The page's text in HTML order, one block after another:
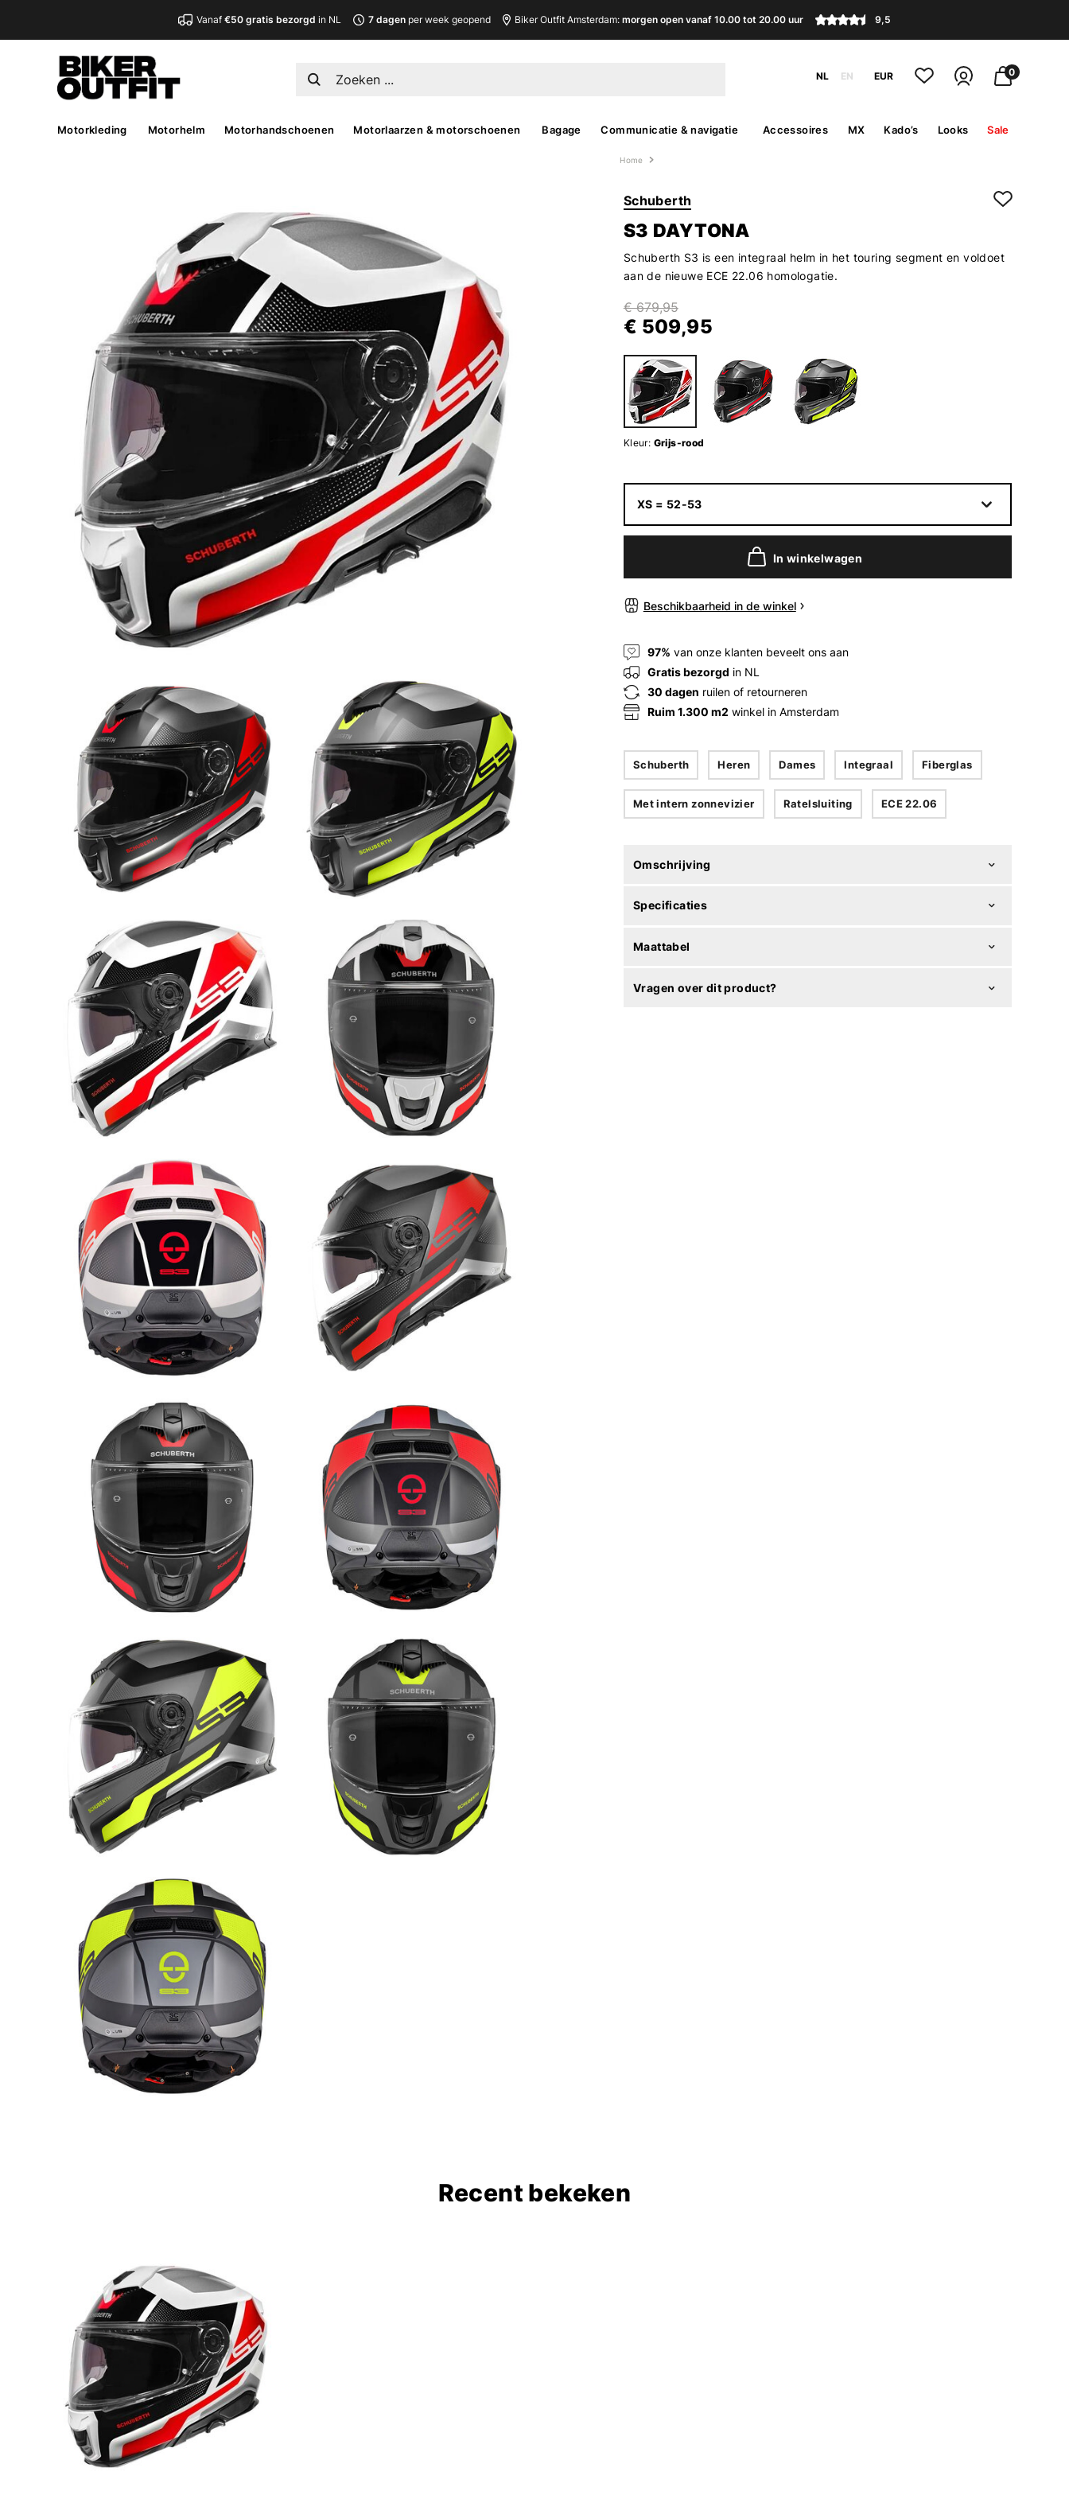
Vanaf €50 gratis bezorgd in NL 7 dagen per week geopend Biker Outfit Amsterdam:morgen open vanaf 10.00 tot 20.00 uur 9,5
NL EN EUR 0
Motorkleding Motorhelm Motorhandschoenen Motorlaarzen & motorschoenen Bagage Communicatie & navigatie Accessoires MX Kado’s Looks Sale
Home
Schuberth
S3 DAYTONA
Schuberth S3 is een integraal helm in het touring segment en voldoet
aan de nieuwe ECE 22.06 homologatie.
€ 679,95
€ 509,95
Kleur: Grijs-rood
XS = 52-53
In winkelwagen
Beschikbaarheid in de winkel
97% van onze klanten beveelt ons aan
Gratis bezorgd in NL
30 dagen ruilen of retourneren
Ruim 1.300 m2 winkel in Amsterdam
Schuberth Heren Dames Integraal Fiberglas
Met intern zonnevizier Ratelsluiting ECE 22.06
Omschrijving
Specificaties
Maattabel
Vragen over dit product?
Recent bekeken